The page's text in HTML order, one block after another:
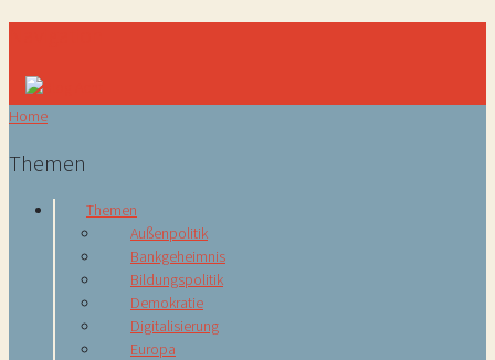
Home
Themen
Themen
Außenpolitik
Bankgeheimnis
Bildungspolitik
Demokratie
Digitalisierung
Europa